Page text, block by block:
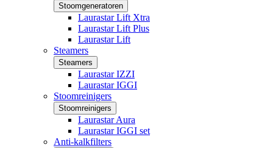
Stoomgeneratoren
Laurastar Lift Xtra
Laurastar Lift Plus
Laurastar Lift
Steamers
Steamers
Laurastar IZZI
Laurastar IGGI
Stoomreinigers
Stoomreinigers
Laurastar Aura
Laurastar IGGI set
Anti-kalkfilters